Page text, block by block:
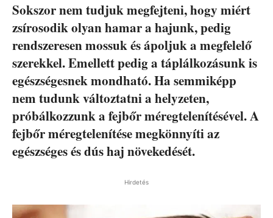
Sokszor nem tudjuk megfejteni, hogy miért
zsírosodik olyan hamar a hajunk, pedig
rendszeresen mossuk és ápoljuk a megfelelő
szerekkel. Emellett pedig a táplálkozásunk is
egészségesnek mondható. Ha semmiképp
nem tudunk változtatni a helyzeten,
próbálkozzunk a fejbőr méregtelenítésével. A
fejbőr méregtelenítése megkönnyíti az
egészséges és dús haj növekedését.
Hirdetés